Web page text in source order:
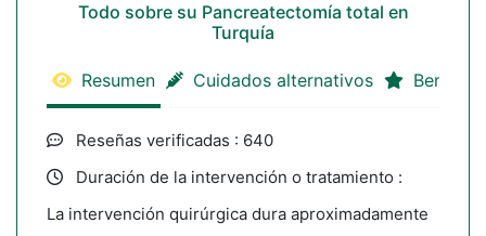
Todo sobre su Pancreatectomía total en
Turquía
Resumen Cuidados alternativos
Reseñas verificadas : 640
Duración de la intervención o tratamiento :
La intervención quirúrgica dura aproximadamente